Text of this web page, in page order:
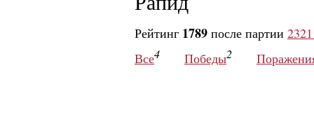
Рейтинг 1789 после партии
Все4 Победы2